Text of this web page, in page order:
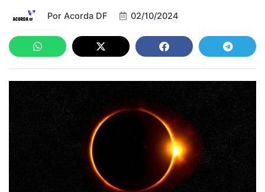
Por Acorda DF 02/10/2024